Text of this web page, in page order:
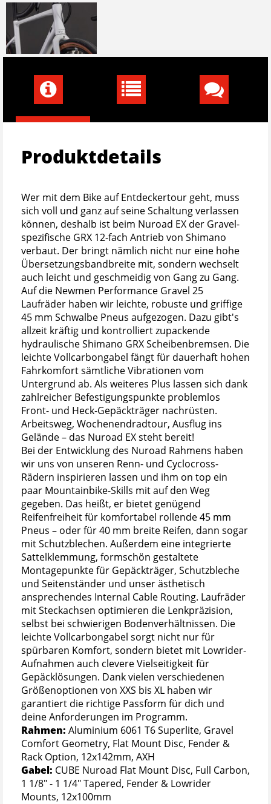
Produktdetails
Wer mit dem Bike auf Entdeckertour geht, muss
sich voll und ganz auf seine Schaltung verlassen
können, deshalb ist beim Nuroad EX der Gravel-
spezifische GRX 12-fach Antrieb von Shimano
verbaut. Der bringt nämlich nicht nur eine hohe
Übersetzungsbandbreite mit, sondern wechselt
auch leicht und geschmeidig von Gang zu Gang.
Auf die Newmen Performance Gravel 25
Laufräder haben wir leichte, robuste und griffige
45 mm Schwalbe Pneus aufgezogen. Dazu gibt's
allzeit kräftig und kontrolliert zupackende
hydraulische Shimano GRX Scheibenbremsen. Die
leichte Vollcarbongabel fängt für dauerhaft hohen
Fahrkomfort sämtliche Vibrationen vom
Untergrund ab. Als weiteres Plus lassen sich dank
zahlreicher Befestigungspunkte problemlos
Front- und Heck-Gepäckträger nachrüsten.
Arbeitsweg, Wochenendradtour, Ausflug ins
Gelände – das Nuroad EX steht bereit!
Bei der Entwicklung des Nuroad Rahmens haben
wir uns von unseren Renn- und Cyclocross-
Rädern inspirieren lassen und ihm on top ein
paar Mountainbike-Skills mit auf den Weg
gegeben. Das heißt, er bietet genügend
Reifenfreiheit für komfortabel rollende 45 mm
Pneus – oder für 40 mm breite Reifen, dann sogar
mit Schutzblechen. Außerdem eine integrierte
Sattelklemmung, formschön gestaltete
Montagepunkte für Gepäckträger, Schutzbleche
und Seitenständer und unser ästhetisch
ansprechendes Internal Cable Routing. Laufräder
mit Steckachsen optimieren die Lenkpräzision,
selbst bei schwierigen Bodenverhältnissen. Die
leichte Vollcarbongabel sorgt nicht nur für
spürbaren Komfort, sondern bietet mit Lowrider-
Aufnahmen auch clevere Vielseitigkeit für
Gepäcklösungen. Dank vielen verschiedenen
Größenoptionen von XXS bis XL haben wir
garantiert die richtige Passform für dich und
deine Anforderungen im Programm.
Rahmen: Aluminium 6061 T6 Superlite, Gravel
Comfort Geometry, Flat Mount Disc, Fender &
Rack Option, 12x142mm, AXH
Gabel: CUBE Nuroad Flat Mount Disc, Full Carbon,
1 1/8" - 1 1/4" Tapered, Fender & Lowrider
Mounts, 12x100mm